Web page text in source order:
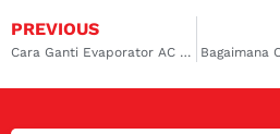
PREVIOUS
Cara Ganti Evaporator AC Mobil, Berikut Penjelasannya!